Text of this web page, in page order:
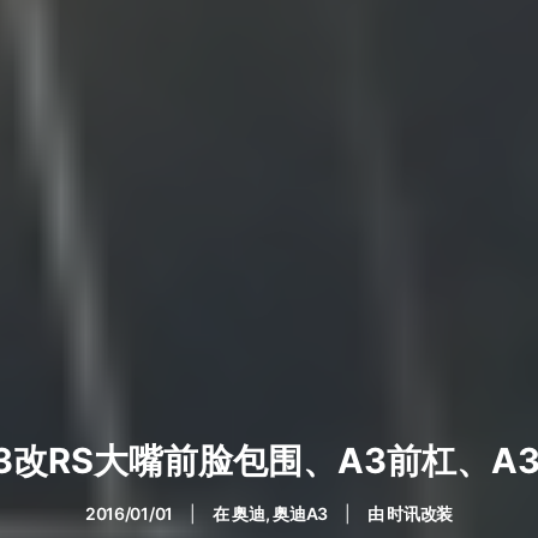
RS大嘴前脸包围、A3前杠、
2016/01/01 在奥迪,奥迪A3 由时讯改装